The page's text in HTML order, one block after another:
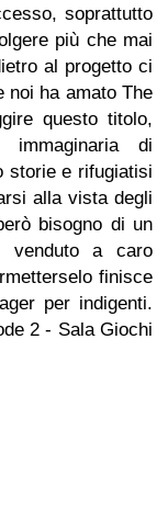
soprattutto
più che mai
al progetto ci
noi ha amato The
questo titolo,
di
storie e rifugiatisi
alla vista degli
bisogno di un
venduto a caro
finisce
per indigenti.
2 - Sala Giochi